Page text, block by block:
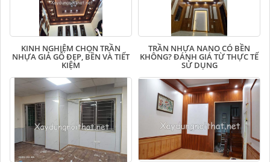
KINH NGHIỆM CHỌN TRẦN
NHỰA GIẢ GỖ ĐẸP, BỀN VÀ TIẾT
KIỆM
TRẦN NHỰA NANO CÓ BỀN
KHÔNG? ĐÁNH GIÁ TỪ THỰC TẾ
SỬ DỤNG